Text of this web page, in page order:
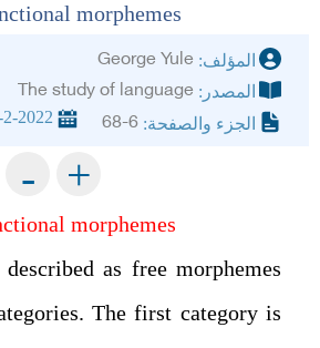
morphemes
المؤلف: George Yule
المصدر: The study of language
الجزء والصفحة: 68-6
2-2022
+
-
morphemes
as free morphemes
The first category is